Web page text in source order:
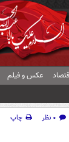
عکس و فیلم
۰ نظر
چاپ